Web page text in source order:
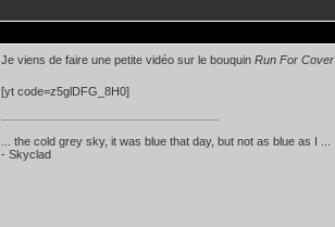
Je viens de faire une petite vidéo sur le bouquin Run For Cover
[yt code=z5glDFG_8H0]
... the cold grey sky, it was blue that day, but not as blue as I ...
- Skyclad